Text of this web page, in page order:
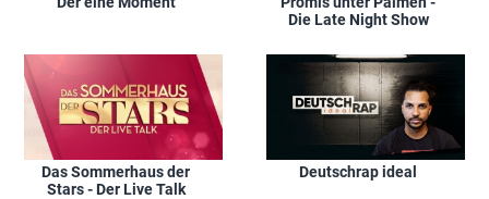
Die Late Night Show
Das Sommerhaus der
Stars - Der Live Talk
Deutschrap ideal